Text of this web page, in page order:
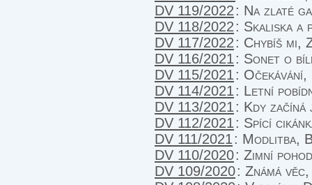
DV 119/2022: Na zlaté
DV 118/2022: Skaliska a
DV 117/2022: Chybíš mi,
DV 116/2021: Sonet o
DV 115/2021: Očekávání,
DV 114/2021: Letní
DV 113/2021: Kdy
DV 112/2021: Spící
DV 111/2021: Modlitba,
DV 110/2020: Zimní
DV 109/2020: Známá